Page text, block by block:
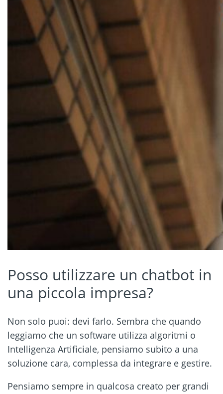
Posso utilizzare un chatbot in
una piccola impresa?
Non solo puoi: devi farlo. Sembra che quando
leggiamo che un software utilizza algoritmi o
Intelligenza Artificiale, pensiamo subito a una
soluzione cara, complessa da integrare e gestire.
Pensiamo sempre in qualcosa creato per grandi